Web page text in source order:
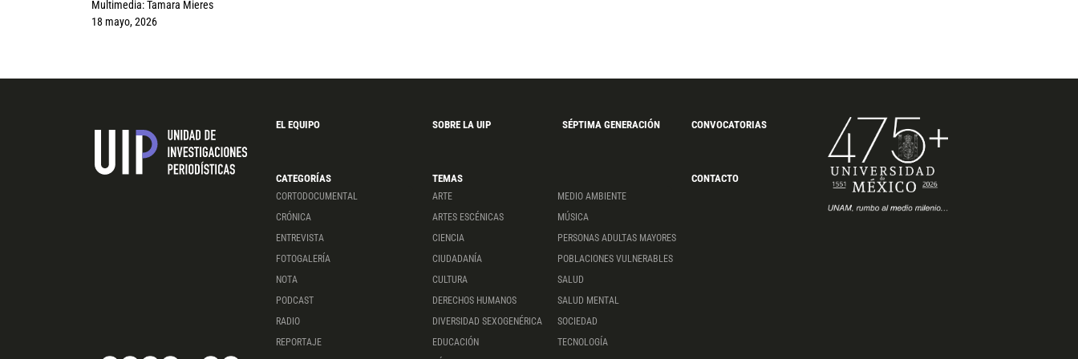
Multimedia:Tamara Mieres
18 mayo, 2026
EL EQUIPO SOBRE LA UIP SÉPTIMA GENERACIÓN CONVOCATORIAS
CATEGORÍAS
CORTODOCUMENTAL
CRÓNICA
ENTREVISTA
FOTOGALERÍA
NOTA
PODCAST
RADIO
REPORTAJE
TEMAS
ARTE
ARTES ESCÉNICAS
CIENCIA
CIUDADANÍA
CULTURA
DERECHOS HUMANOS
DIVERSIDAD SEXOGENÉRICA
EDUCACIÓN
MEDIO AMBIENTE
MÚSICA
PERSONAS ADULTAS MAYORES
POBLACIONES VULNERABLES
SALUD
SALUD MENTAL
SOCIEDAD
TECNOLOGÍA
CONTACTO